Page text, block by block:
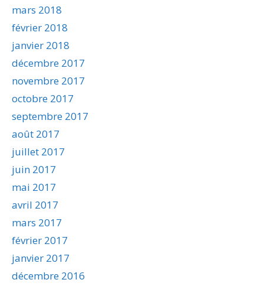
mars 2018
février 2018
janvier 2018
décembre 2017
novembre 2017
octobre 2017
septembre 2017
août 2017
juillet 2017
juin 2017
mai 2017
avril 2017
mars 2017
février 2017
janvier 2017
décembre 2016